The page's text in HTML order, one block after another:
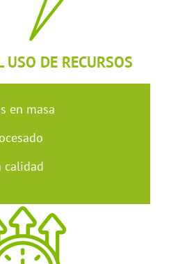
DE RECURSOS
en masa
calidad